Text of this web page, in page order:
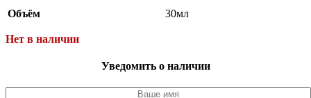
Объём 30мл
Нет в наличии
Уведомить о наличии